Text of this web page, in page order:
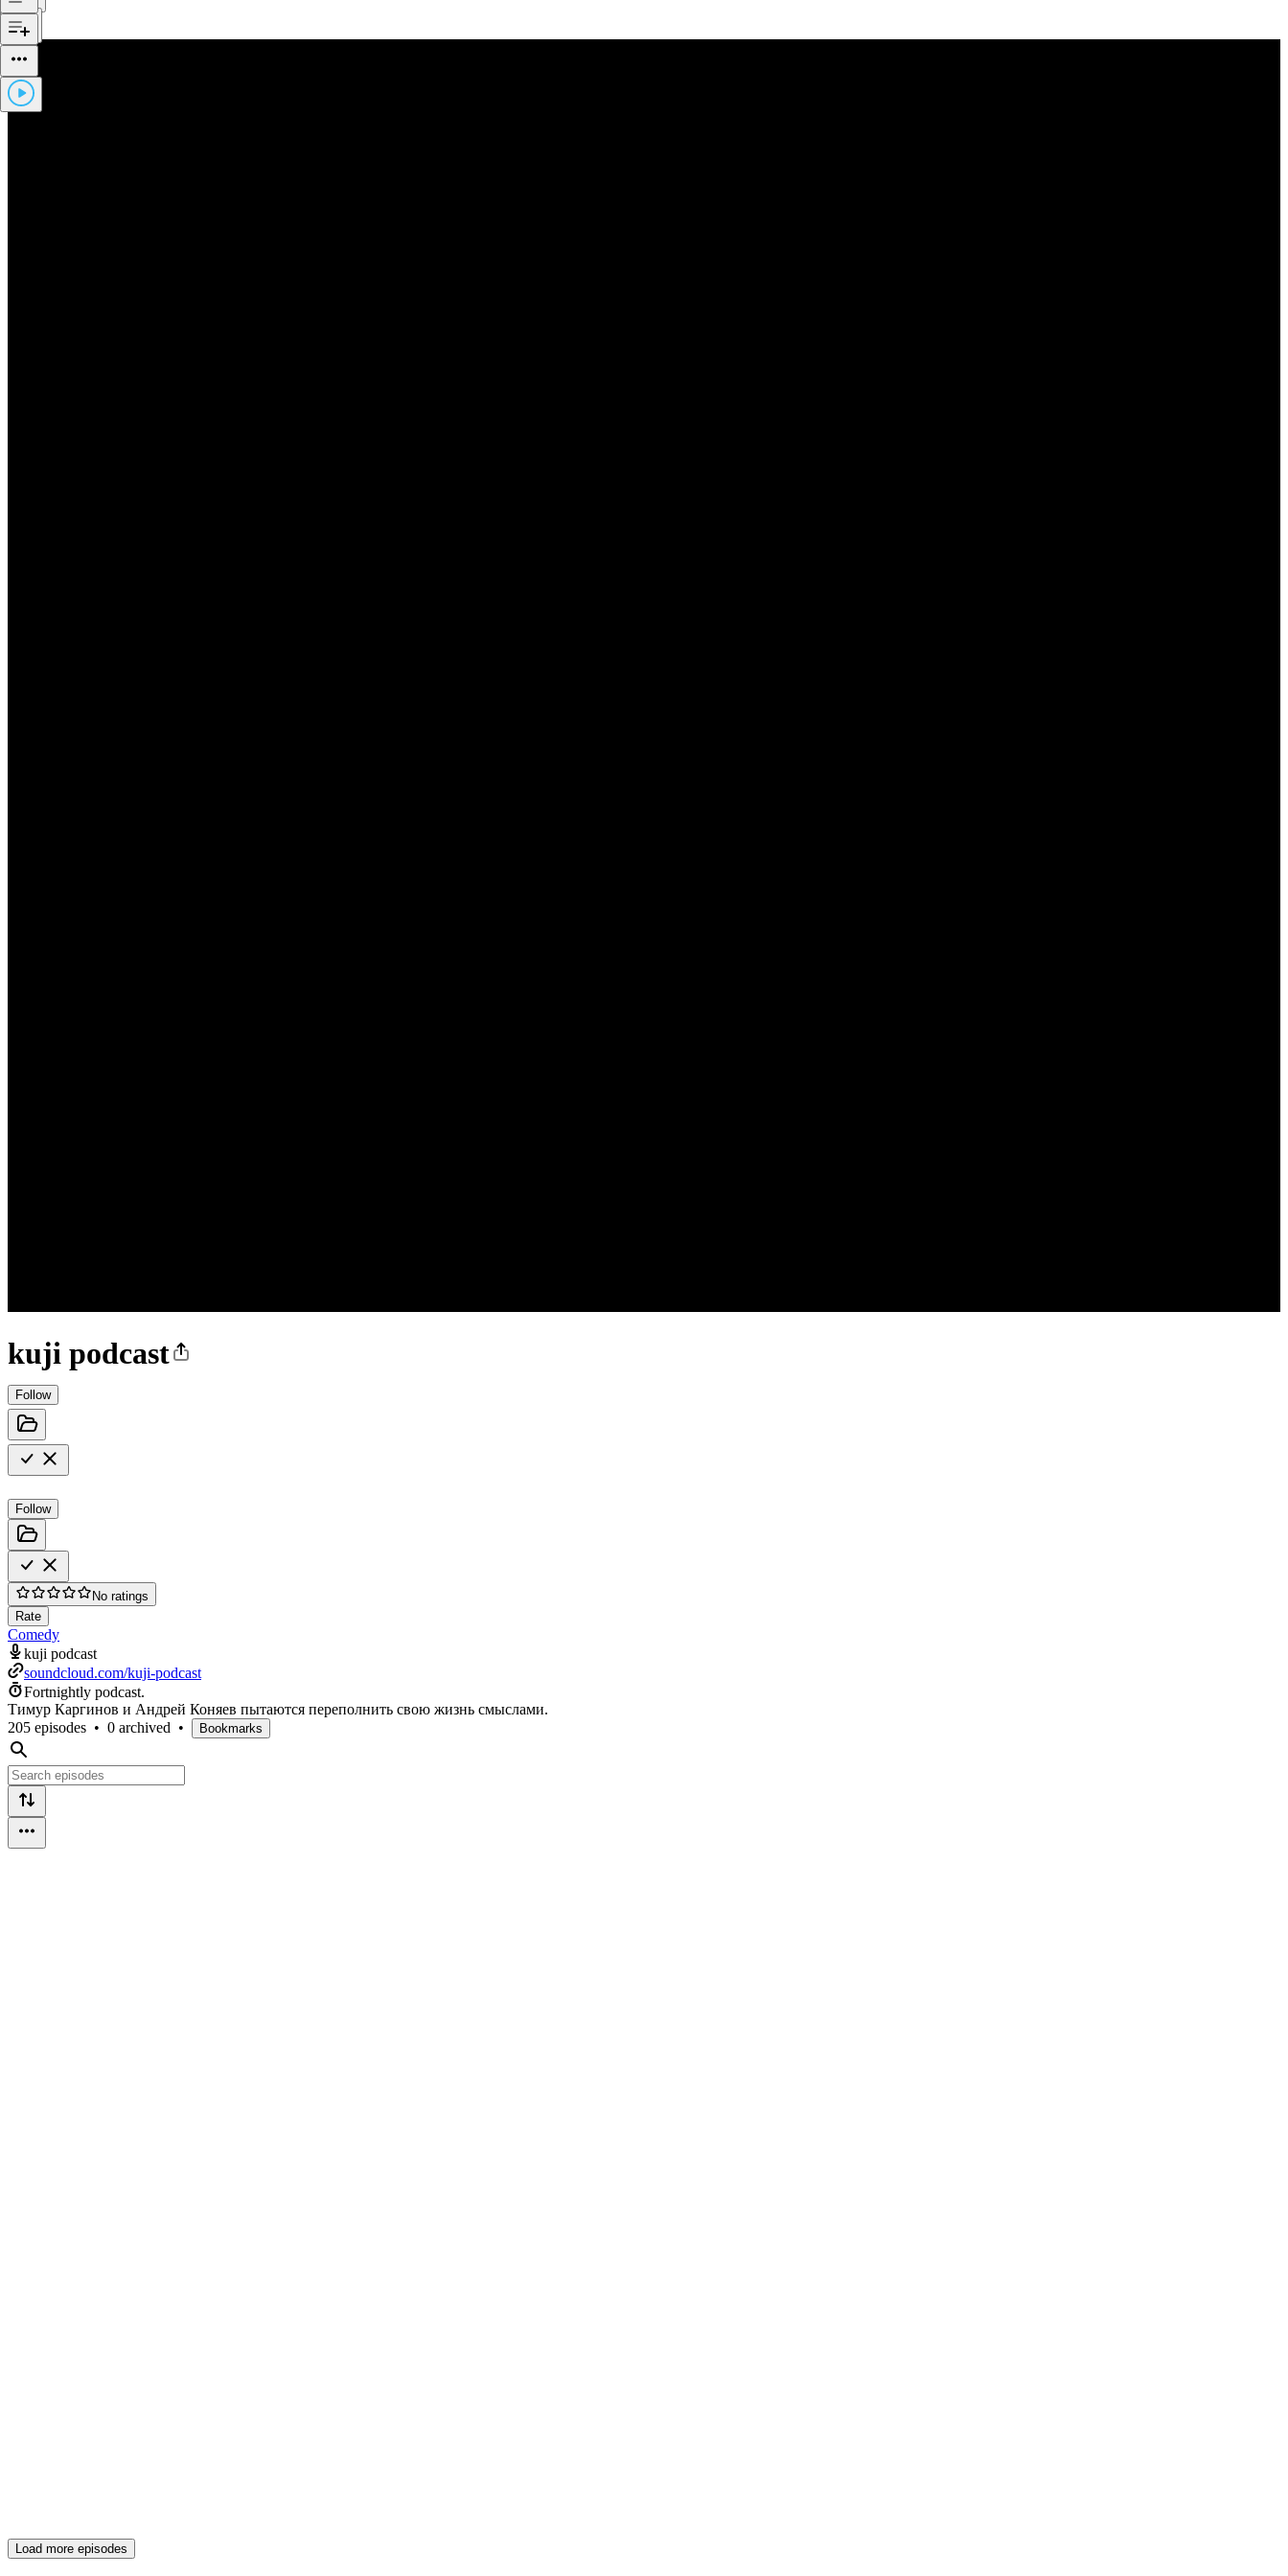
kuji podcast
Follow
Follow
No ratings
Rate
Comedy
kuji podcast
soundcloud.com/kuji-podcast
Fortnightly podcast.
Тимур Каргинов и Андрей Коняев пытаются переполнить свою жизнь смыслами.
205 episodes • 0 archived • Bookmarks
Load more episodes